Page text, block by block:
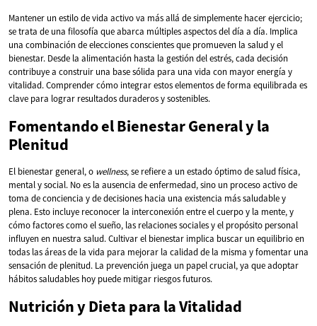
Mantener un estilo de vida activo va más allá de simplemente hacer ejercicio;
se trata de una filosofía que abarca múltiples aspectos del día a día. Implica
una combinación de elecciones conscientes que promueven la salud y el
bienestar. Desde la alimentación hasta la gestión del estrés, cada decisión
contribuye a construir una base sólida para una vida con mayor energía y
vitalidad. Comprender cómo integrar estos elementos de forma equilibrada es
clave para lograr resultados duraderos y sostenibles.
Fomentando el Bienestar General y la
Plenitud
El bienestar general, o wellness, se refiere a un estado óptimo de salud física,
mental y social. No es la ausencia de enfermedad, sino un proceso activo de
toma de conciencia y de decisiones hacia una existencia más saludable y
plena. Esto incluye reconocer la interconexión entre el cuerpo y la mente, y
cómo factores como el sueño, las relaciones sociales y el propósito personal
influyen en nuestra salud. Cultivar el bienestar implica buscar un equilibrio en
todas las áreas de la vida para mejorar la calidad de la misma y fomentar una
sensación de plenitud. La prevención juega un papel crucial, ya que adoptar
hábitos saludables hoy puede mitigar riesgos futuros.
Nutrición y Dieta para la Vitalidad